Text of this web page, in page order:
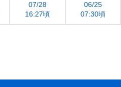
07/28
16:27頃
06/25
07:30頃